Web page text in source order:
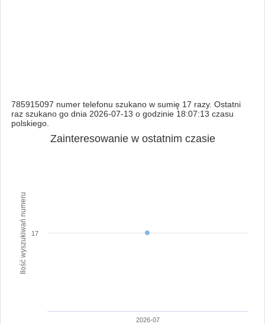
785915097 numer telefonu szukano w sumię 17 razy. Ostatni
raz szukano go dnia 2026-07-13 o godzinie 18:07:13 czasu
polskiego.
Ilość wyszukiwań numeru
Zainteresowanie w ostatnim czasie
2026-07
17